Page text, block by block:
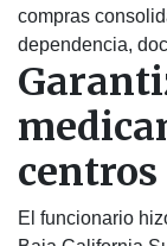
compras
dependencia,
centros
El funcionario